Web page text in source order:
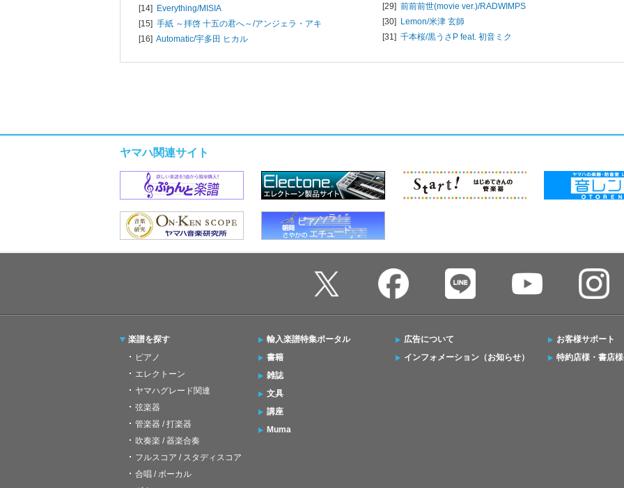
[14] Everything/MISIA
[15] 手紙 ～拝啓 十五の君へ～/アンジェラ・アキ
[16] Automatic/宇多田 ヒカル
[29] 前前前世(movie ver.)/RADWIMPS
[30] Lemon/米津 玄師
[31] 千本桜/黒うさP feat. 初音ミク
ヤマハ関連サイト
楽譜を探す
ピアノ
エレクトーン
ヤマハグレード関連
弦楽器
管楽器 / 打楽器
吹奏楽 / 器楽合奏
フルスコア / スタディスコア
合唱 / ボーカル
輸入楽譜特集ポータル
書籍
雑誌
文具
講座
Muma
広告について
インフォメーション（お知らせ）
お客様サポート
特約店様・書店